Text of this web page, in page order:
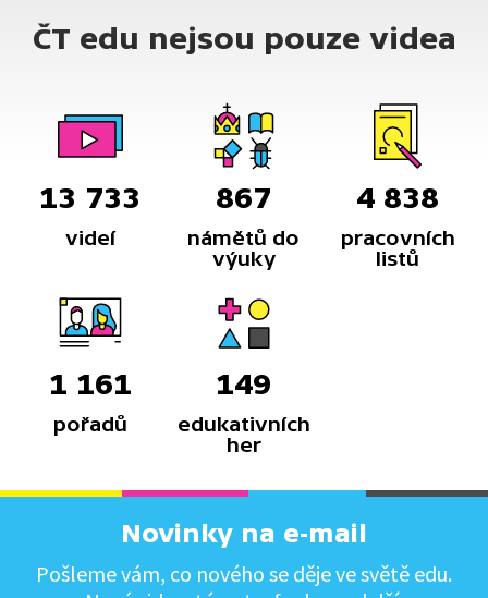
ČT edu nejsou pouze videa
13 733
videí
867
námětů do
výuky
4 838
pracovních
listů
1 161
pořadů
149
edukativních
her
Novinky na e-mail
Pošleme vám, co nového se děje ve světě edu.